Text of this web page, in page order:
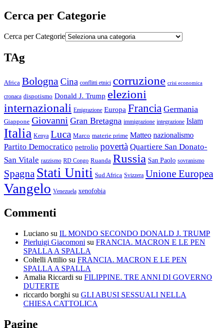
Cerca per Categorie
Cerca per Categorie
TAg
Africa BolognaCina conflitti etnici corruzione crisi economica
cronaca dispotismo Donald J. Trump elezioni
internazionali Emigrazione Europa Francia Germania
Giappone Giovanni Gran Bretagna immigrazione integrazione Islam
Italia Kenya Luca Marco materie prime Matteo nazionalismo
Partito Democratico petrolio povertà Quartiere San Donato-
San Vitale razzismo RD Congo Ruanda Russia San Paolo sovranismo
Spagna Stati Uniti Sud Africa Svizzera Unione Europea
Vangelo Venezuela xenofobia
Commenti
Luciano su IL MONDO SECONDO DONALD J. TRUMP
Pierluigi Giacomoni su FRANCIA. MACRON E LE PEN
SPALLA A SPALLA
Coltelli Attilio su FRANCIA. MACRON E LE PEN
SPALLA A SPALLA
Amalia Riccardi su FILIPPINE. TRE ANNI DI GOVERNO
DUTERTE
riccardo borghi su GLI ABUSI SESSUALI NELLA
CHIESA CATTOLICA
Pagine